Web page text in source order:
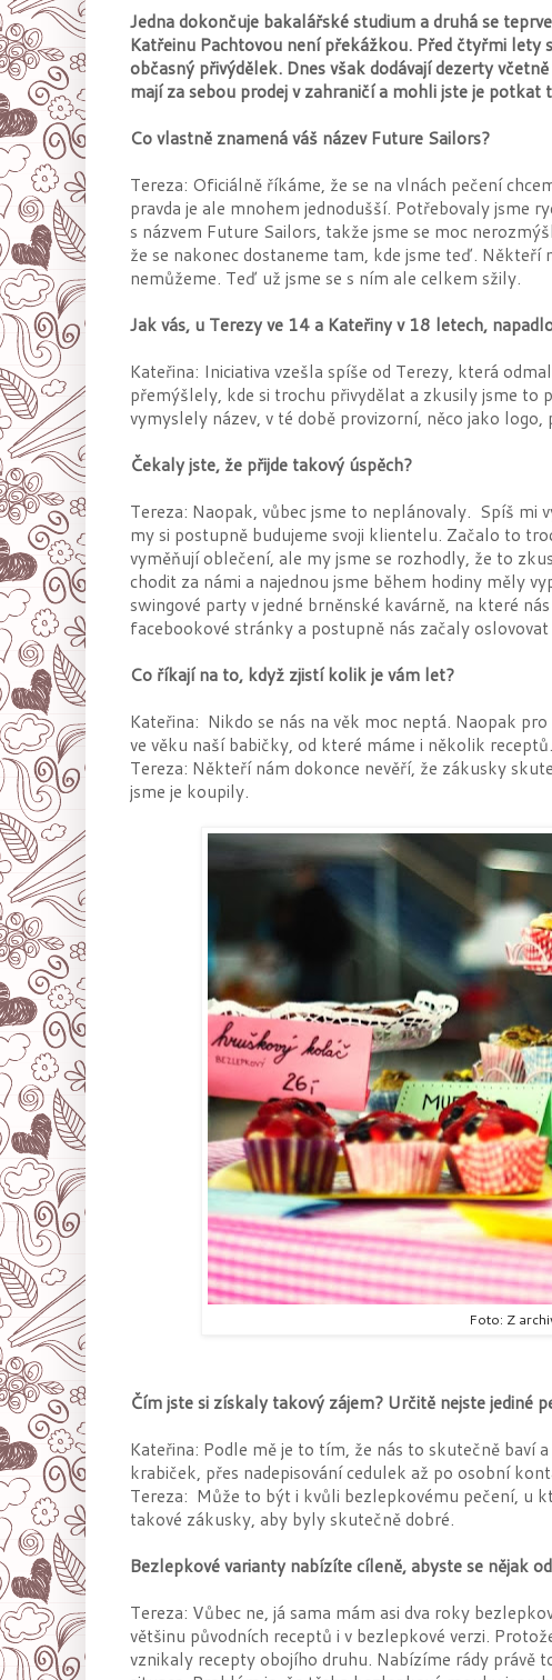
Jedna dokončuje bakalářské studium a druhá se
Katřeinu Pachtovou není překážkou. Před čtyřmi
občasný přivýdělek. Dnes však dodávají dezerty
mají za sebou prodej v zahraničí a mohli jste je potkat
Co vlastně znamená váš název Future Sailors?
Tereza: Oficiálně říkáme, že se na vlnách pečení
pravda je ale mnohem jednodušší. Potřebovaly jsme
s názvem Future Sailors, takže jsme se moc
že se nakonec dostaneme tam, kde jsme teď.
nemůžeme. Teď už jsme se s ním ale celkem sžily.
Jak vás, u Terezy ve 14 a Kateřiny v 18 letech,
Kateřina: Iniciativa vzešla spíše od Terezy, která
přemýšlely, kde si trochu přivydělat a zkusily jsme to
vymyslely název, v té době provizorní, něco jako
Čekaly jste, že přijde takový úspěch?
Tereza: Naopak, vůbec jsme to neplánovaly. Spíš mi
my si postupně budujeme svoji klientelu. Začalo to
vyměňují oblečení, ale my jsme se rozhodly, že to
chodit za námi a najednou jsme během hodiny měly
swingové party v jedné brněnské kavárně, na které
facebookové stránky a postupně nás začaly
Co říkají na to, když zjistí kolik je vám let?
Kateřina: Nikdo se nás na věk moc neptá. Naopak
ve věku naší babičky, od které máme i několik receptů.
Tereza: Někteří nám dokonce nevěří, že zákusky
jsme je koupily.
Foto: Z
Čím jste si získaly takový zájem? Určitě nejste jediné
Kateřina: Podle mě je to tím, že nás to skutečně baví
krabiček, přes nadepisování cedulek až po osobní
Tereza: Může to být i kvůli bezlepkovému pečení, u
takové zákusky, aby byly skutečně dobré.
Bezlepkové varianty nabízíte cíleně, abyste se nějak
Tereza: Vůbec ne, já sama mám asi dva roky
většinu původních receptů i v bezlepkové verzi.
vznikaly recepty obojího druhu. Nabízíme rády právě